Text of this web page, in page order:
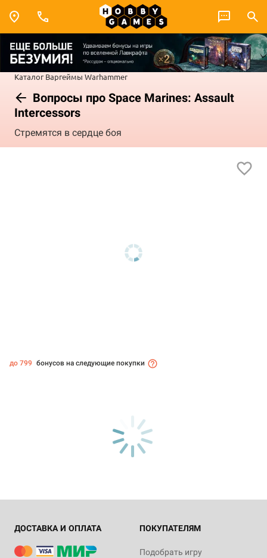
Каталог Варгеймы Warhammer
Вопросы про Space Marines: Assault
Intercessors
Стремятся в сердце боя
до 799 бонусов на следующие покупки
ДОСТАВКА И ОПЛАТА ПОКУПАТЕЛЯМ
Подобрать игру